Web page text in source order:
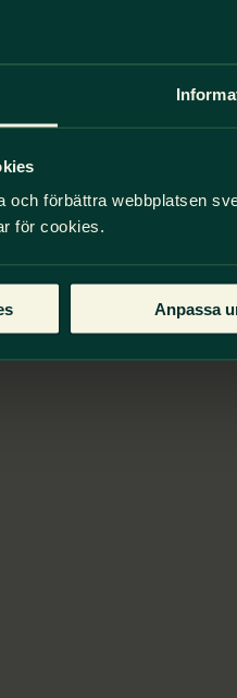
och förbättra webbplatsen
för cookies.
Anpassa